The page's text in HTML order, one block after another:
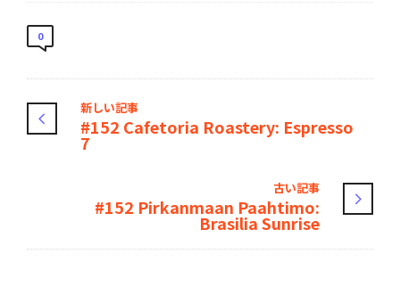
0
新しい記事
#152 Cafetoria Roastery: Espresso
7
古い記事
#152 Pirkanmaan Paahtimo:
Brasilia Sunrise